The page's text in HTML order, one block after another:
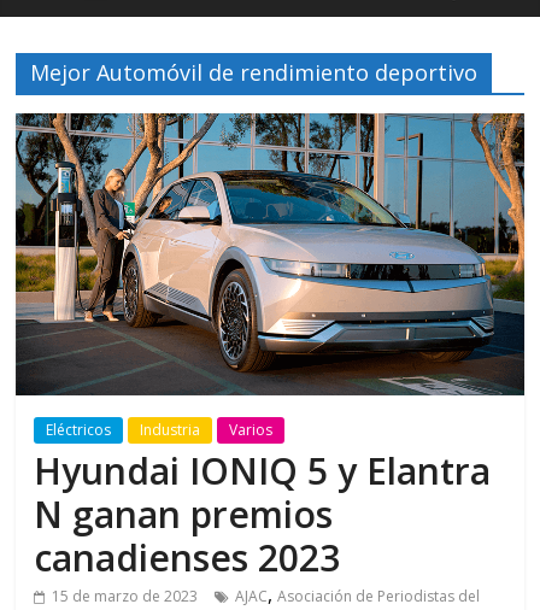
Mejor Automóvil de rendimiento deportivo
Eléctricos Industria Varios
Hyundai IONIQ 5 y Elantra
N ganan premios
canadienses 2023
15 de marzo de 2023 AJAC,Asociación de Periodistas del